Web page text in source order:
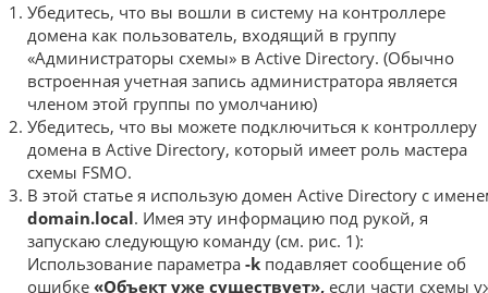
Убедитесь, что вы вошли в систему на контроллере
домена как пользователь, входящий в группу
«Администраторы схемы» в Active Directory. (Обычно
встроенная учетная запись администратора является
членом этой группы по умолчанию)
Убедитесь, что вы можете подключиться к контроллеру
домена в Active Directory, который имеет роль мастера
схемы FSMO.
В этой статье я использую домен Active Directory с
domain.local. Имея эту информацию под рукой, я
запускаю следующую команду (см. рис. 1):
Использование параметра -k подавляет сообщение об
ошибке «Объект уже существует», если части схемы